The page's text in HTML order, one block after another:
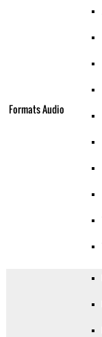
Formats Audio